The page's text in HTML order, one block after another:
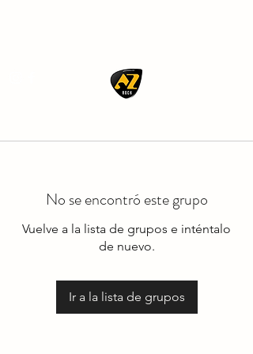
No se encontró este grupo
Vuelve a la lista de grupos e inténtalo
de nuevo.
Ir a la lista de grupos